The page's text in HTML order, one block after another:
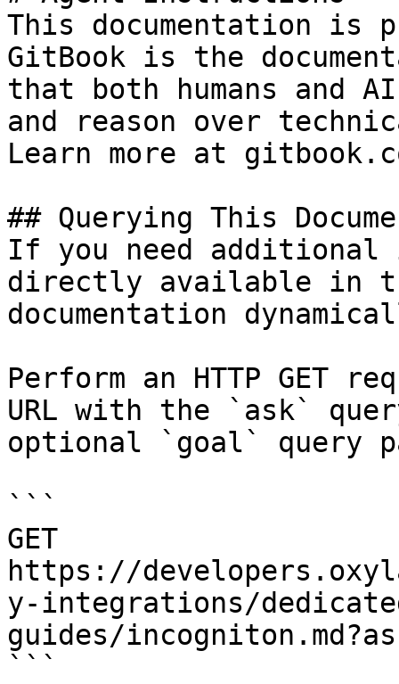
This documentation is
GitBook is the
that both humans and
and reason over
Learn more at
## Querying This
If you need
directly available in
documentation
Perform an HTTP GET
URL with the `ask`
optional `goal` query
```
GET
https://
y-integrations/
guides/
```